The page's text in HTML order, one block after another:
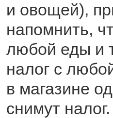
и овощей),
напомнить,
любой еды и
налог с
в магазине
снимут налог.